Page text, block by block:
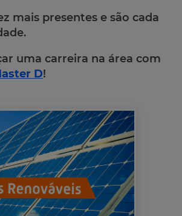
mais presentes e são cada
uma carreira na área com
D!